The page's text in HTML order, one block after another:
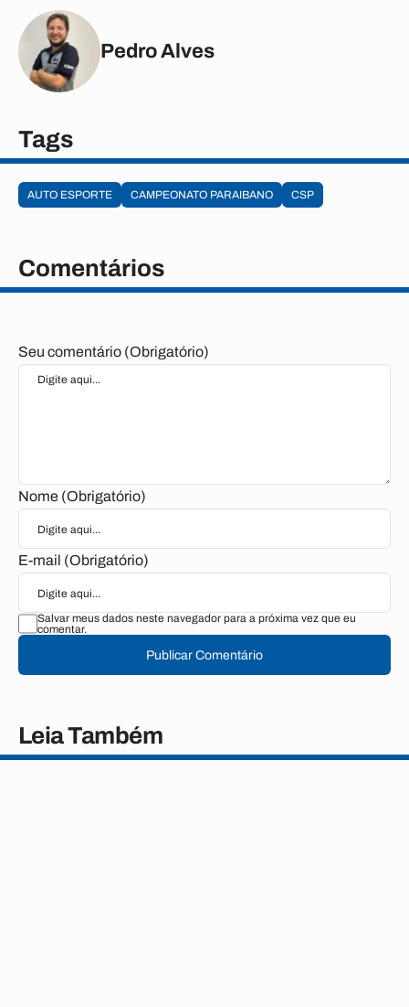
Pedro Alves
Tags
AUTO ESPORTE CAMPEONATO PARAIBANO CSP
Comentários
Seu comentário (Obrigatório)
Nome (Obrigatório)
E-mail (Obrigatório)
Salvar meus dados neste navegador para a próxima vez que eu
comentar.
Publicar Comentário
Leia Também